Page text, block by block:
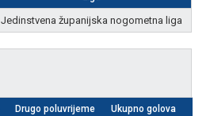
Jedinstvena županijska nogometna liga
Drugo poluvrijeme Ukupno golova